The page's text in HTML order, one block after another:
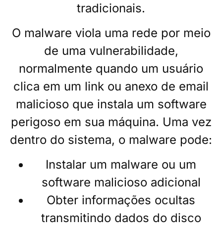
tradicionais.
O malware viola uma rede por meio
de uma vulnerabilidade,
normalmente quando um usuário
clica em um link ou anexo de email
malicioso que instala um software
perigoso em sua máquina. Uma vez
dentro do sistema, o malware pode:
Instalar um malware ou um
software malicioso adicional
Obter informações ocultas
transmitindo dados do disco